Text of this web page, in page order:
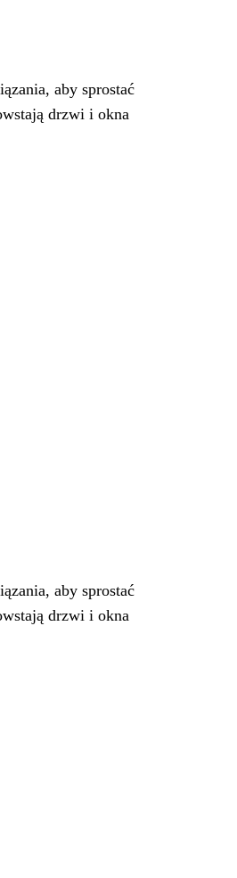
aby sprostać
drzwi i okna
aby sprostać
drzwi i okna